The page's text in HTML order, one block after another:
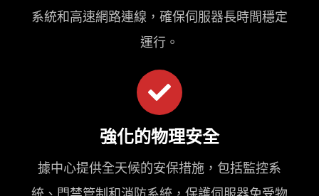
系統和高速網路連線，確保伺服器長時間穩定
運行。
強化的物理安全
據中心提供全天候的安保措施，包括監控系